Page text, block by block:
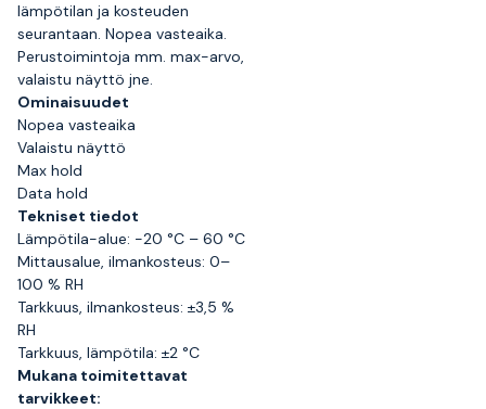
lämpötilan ja kosteuden
seurantaan. Nopea vasteaika.
Perustoimintoja mm. max-arvo,
valaistu näyttö jne.
Ominaisuudet
Nopea vasteaika
Valaistu näyttö
Max hold
Data hold
Tekniset tiedot
Lämpötila-alue: -20 °C – 60 °C
Mittausalue, ilmankosteus: 0–
100 % RH
Tarkkuus, ilmankosteus: ±3,5 %
RH
Tarkkuus, lämpötila: ±2 °C
Mukana toimitettavat
tarvikkeet: